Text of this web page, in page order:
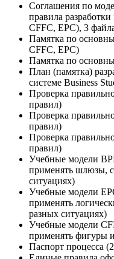
Соглашения по
правила
CFFC, EPC), 3
Памятка по
CFFC, EPC)
Памятка по
План (памятка)
системе Business
Проверка
правил)
Проверка
правил)
Проверка
правил)
Учебные модели
применять шлюзы,
ситуациях)
Учебные модели
применять
разных ситуациях)
Учебные модели
применять фигуры
Паспорт процесса